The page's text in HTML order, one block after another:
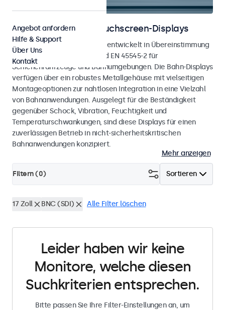
Bahnmonitore und Touchscreen-Displays
Monitore und Touchscreens, entwickelt in Übereinstimmung
mit den Normen EN 50155 und EN 45545-2 für
Schienenfahrzeuge und Bahnumgebungen. Die Bahn-Displays
verfügen über ein robustes Metallgehäuse mit vielseitigen
Montageoptionen zur nahtlosen Integration in eine Vielzahl
von Bahnanwendungen. Ausgelegt für die Beständigkeit
gegenüber Schock, Vibration, Feuchtigkeit und
Temperaturschwankungen, sind diese Displays für einen
zuverlässigen Betrieb in nicht-sicherheitskritischen
Bahnanwendungen konzipiert.
Mehr anzeigen
Sortieren
Filtern (0)
17 Zoll BNC (SDI) Alle Filter löschen
Leider haben wir keine
Monitore, welche diesen
Suchkriterien entsprechen.
Bitte passen Sie Ihre Filter-Einstellungen an, um
Angebot anfordern
Hilfe & Support
Über Uns
Kontakt